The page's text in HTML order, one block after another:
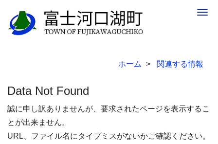
ホーム 関連する情報
Data Not Found
誠に申し訳ありませんが、要求されたページを表示するこ
とが出来ません。
URL、ファイル名にタイプミスがないかご確認ください。